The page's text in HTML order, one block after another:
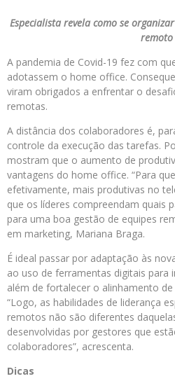
Especialista revela como se
remoto
A pandemia de Covid-19 fez com
adotassem o home office.
viram obrigados a enfrentar o
remotas.
A distância dos colaboradores é,
controle da execução das tarefas.
mostram que o aumento de
vantagens do home office. “Para
efetivamente, mais produtivas no
que os líderes compreendam quais
para uma boa gestão de equipes
em marketing, Mariana Braga.
É ideal passar por adaptação às
ao uso de ferramentas digitais para
além de fortalecer o alinhamento
“Logo, as habilidades de liderança
remotos não são diferentes
desenvolvidas por gestores que
colaboradores”, acrescenta.
Dicas